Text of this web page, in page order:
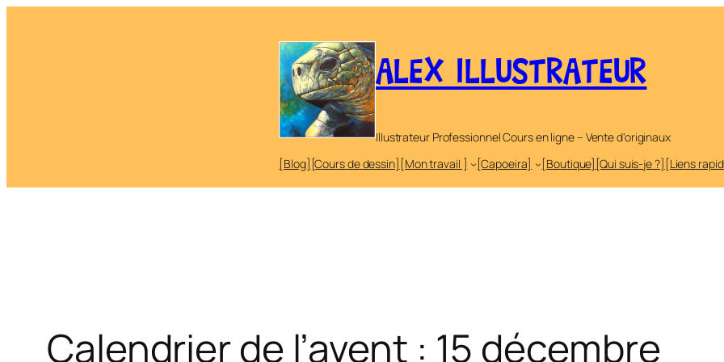
ALEX ILLUSTRATEUR
Illustrateur Professionnel Cours en ligne – Vente d'originaux
[Blog] [Cours de dessin] [Mon travail ] [Capoeira] [Boutique] [Qui suis-je ?] [Liens
Calendrier de l’avent : 15 décembre